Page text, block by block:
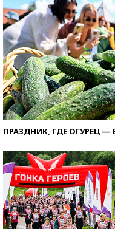
ПРАЗДНИК, ГДЕ ОГУРЕЦ —